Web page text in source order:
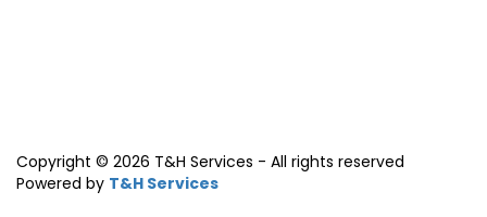
Copyright © 2026 T&H Services - All rights reserved
Powered by T&H Services